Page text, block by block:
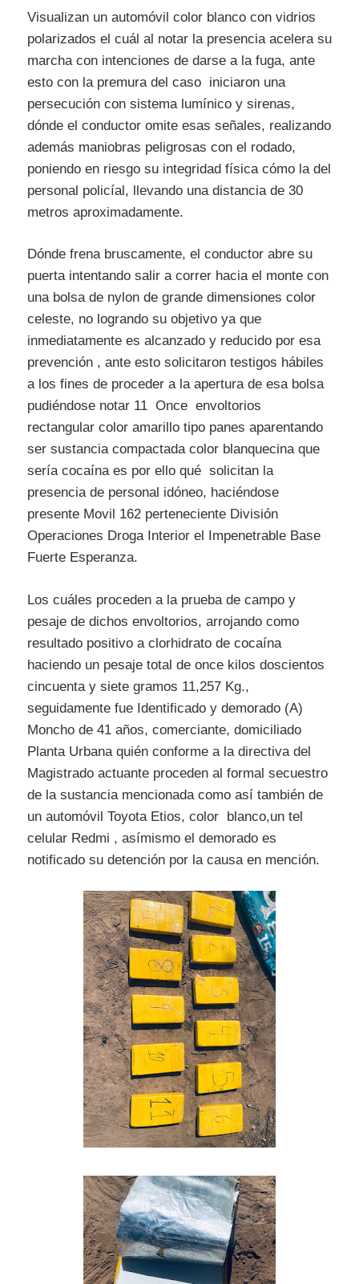
Visualizan un automóvil color blanco con vidrios
polarizados el cuál al notar la presencia acelera su
marcha con intenciones de darse a la fuga, ante
esto con la premura del caso iniciaron una
persecución con sistema lumínico y sirenas,
dónde el conductor omite esas señales, realizando
además maniobras peligrosas con el rodado,
poniendo en riesgo su integridad física cómo la del
personal policíal, llevando una distancia de 30
metros aproximadamente.
Dónde frena bruscamente, el conductor abre su
puerta intentando salir a correr hacia el monte con
una bolsa de nylon de grande dimensiones color
celeste, no logrando su objetivo ya que
inmediatamente es alcanzado y reducido por esa
prevención , ante esto solicitaron testigos hábiles
a los fines de proceder a la apertura de esa bolsa
pudiéndose notar 11 Once envoltorios
rectangular color amarillo tipo panes aparentando
ser sustancia compactada color blanquecina que
sería cocaína es por ello qué solicitan la
presencia de personal idóneo, haciéndose
presente Movil 162 perteneciente División
Operaciones Droga Interior el Impenetrable Base
Fuerte Esperanza.
Los cuáles proceden a la prueba de campo y
pesaje de dichos envoltorios, arrojando como
resultado positivo a clorhidrato de cocaína
haciendo un pesaje total de once kilos doscientos
cincuenta y siete gramos 11,257 Kg.,
seguidamente fue Identificado y demorado (A)
Moncho de 41 años, comerciante, domiciliado
Planta Urbana quién conforme a la directiva del
Magistrado actuante proceden al formal secuestro
de la sustancia mencionada como así también de
un automóvil Toyota Etios, color blanco,un tel
celular Redmi , asímismo el demorado es
notificado su detención por la causa en mención.